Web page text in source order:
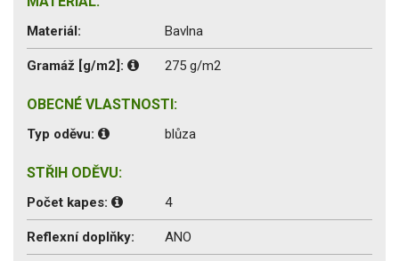
Materiál: Bavlna
Gramáž [g/m2]: 275 g/m2
OBECNÉ VLASTNOSTI:
Typ oděvu: blůza
STŘIH ODĚVU:
Počet kapes: 4
Reflexní doplňky: ANO